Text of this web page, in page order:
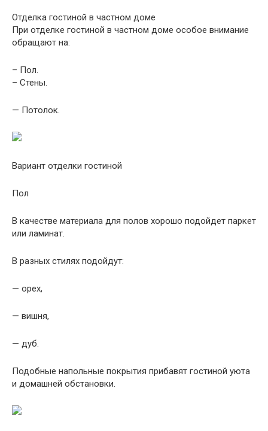
Отделка гостиной в частном доме
При отделке гостиной в частном доме особое внимание
обращают на:
– Пол.
– Стены.
— Потолок.
Вариант отделки гостиной
Пол
В качестве материала для полов хорошо подойдет паркет
или ламинат.
В разных стилях подойдут:
— орех,
— вишня,
— дуб.
Подобные напольные покрытия прибавят гостиной уюта
и домашней обстановки.